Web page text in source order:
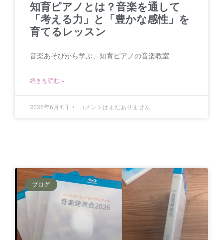
知育ピアノとは？音楽を通して
「考える力」と「豊かな感性」を
育てるレッスン
音楽あそびから学ぶ、知育ピアノの音楽教室
続きを読む »
2026年6月4日 コメントはまだありません
ブログ